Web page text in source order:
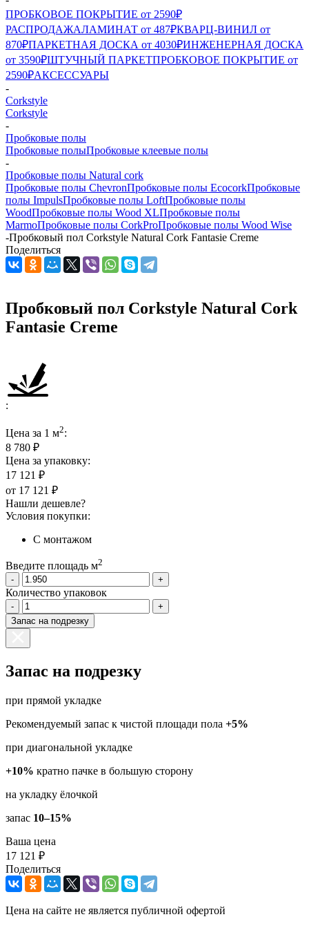
ПРОБКОВОЕ ПОКРЫТИЕ от 2590₽
РАСПРОДАЖАЛАМИНАТ от 487₽КВАРЦ-ВИНИЛ от
870₽ПАРКЕТНАЯ ДОСКА от 4030₽ИНЖЕНЕРНАЯ ДОСКА
от 3590₽ШТУЧНЫЙ ПАРКЕТПРОБКОВОЕ ПОКРЫТИЕ от
2590₽АКСЕССУАРЫ
-
Corkstyle
Corkstyle
-
Пробковые полы
Пробковые полыПробковые клеевые полы
-
Пробковые полы Natural cork
Пробковые полы ChevronПробковые полы EcocorkПробковые
полы ImpulsПробковые полы LoftПробковые полы
WoodПробковые полы Wood XLПробковые полы
MarmoПробковые полы CorkProПробковые полы Wood Wise
-Пробковый пол Corkstyle Natural Cork Fantasie Creme
Поделиться
Пробковый пол Corkstyle Natural Cork
Fantasie Creme
:
Цена за 1 м2:
8 780 ₽
Цена за упаковку:
17 121 ₽
от 17 121 ₽
Нашли дешевле?
Условия покупки:
С монтажом
Введите площадь м2
-
+
Количество упаковок
-
+
Запас на подрезку
Запас на подрезку
при прямой укладке
Рекомендуемый запас к чистой площади пола +5%
при диагональной укладке
+10% кратно пачке в большую сторону
на укладку ёлочкой
запас 10–15%
Ваша цена
17 121 ₽
Поделиться
Цена на сайте не является публичной офертой